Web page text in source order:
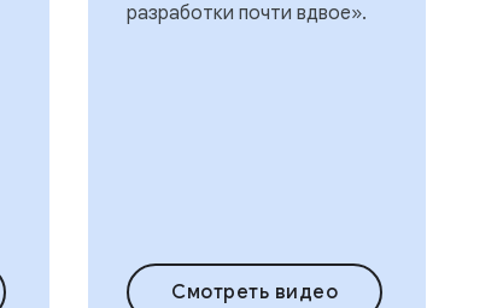
разработки почти вдвое».
Смотреть видео